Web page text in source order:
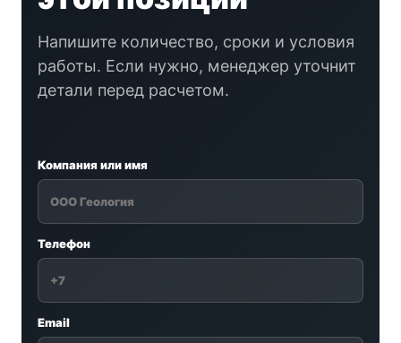
Напишите количество, сроки и условия
работы. Если нужно, менеджер уточнит
детали перед расчетом.
Компания или имя
Телефон
Email